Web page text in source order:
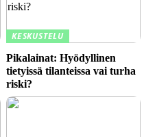
KESKUSTELU
Pikalainat: Hyödyllinen
tietyissä tilanteissa vai turha
riski?